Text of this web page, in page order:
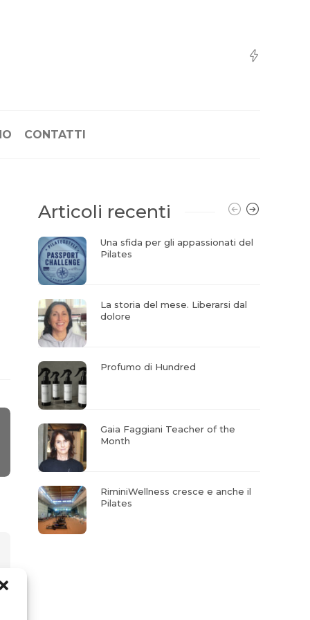
CONTATTI
Articoli recenti
Una sfida per gli appassionati del
Pilates
La storia del mese. Liberarsi dal
dolore
Profumo di Hundred
Gaia Faggiani Teacher of the
Month
RiminiWellness cresce e anche il
Pilates